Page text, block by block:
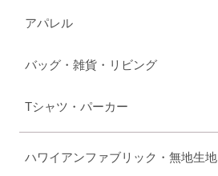
アパレル
バッグ・雑貨・リビング
Tシャツ・パーカー
ハワイアンファブリック・無地生地